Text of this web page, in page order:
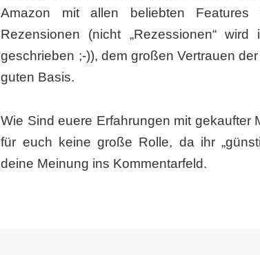
Amazon mit allen beliebten
Rezensionen (nicht „Rezessionen“
geschrieben ;-)), dem großen Vertrauen
guten Basis.
Wie Sind euere Erfahrungen mit gekaufter
für euch keine große Rolle, da ihr
deine Meinung ins Kommentarfeld.